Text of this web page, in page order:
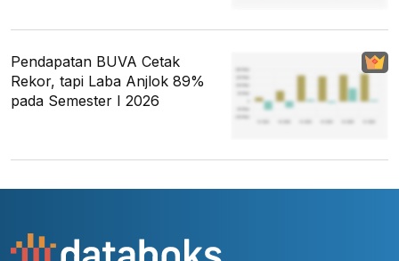
Pendapatan BUVA Cetak
Rekor, tapi Laba Anjlok 89%
pada Semester I 2026